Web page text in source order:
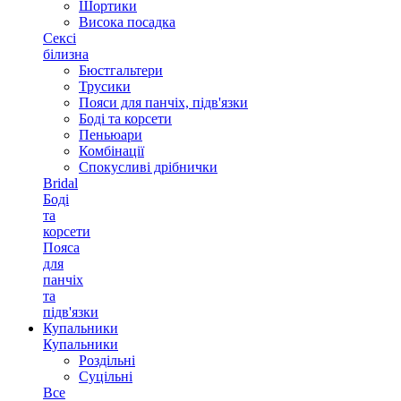
Шортики
Висока посадка
Сексі
білизна
Бюстгальтери
Трусики
Пояси для панчіх, підв'язки
Боді та корсети
Пеньюари
Комбінації
Спокусливі дрібнички
Bridal
Боді
та
корсети
Пояса
для
панчіх
та
підв'язки
Купальники
Купальники
Роздільні
Суцільні
Все